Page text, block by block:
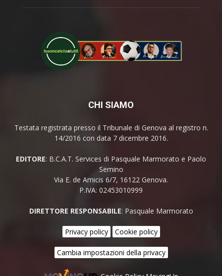
CHI SIAMO
Testata registrata presso il Tribunale di Genova al registro n.
14/2016 con data 7 dicembre 2016.
EDITORE: B.C.A.T. Services di Pasquale Marmorato e Paolo
Semino
Via E. de Amicis 6/7, 16122 Genova.
P.IVA: 02453010999
DIRETTORE RESPONSABILE: Pasquale Marmorato
Privacy policy Cookie policy
Cambia impostazioni della privacy